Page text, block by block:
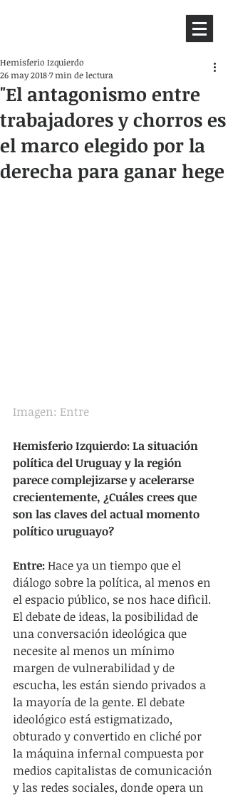
"El antagonismo entre
trabajadores y chorros es
el marco elegido por la
derecha para ganar hege
Hemisferio Izquierdo
26 may 20187 min de lectura
Imagen: Entre
Hemisferio Izquierdo: La situación
política del Uruguay y la región
parece complejizarse y acelerarse
crecientemente, ¿Cuáles crees que
son las claves del actual momento
político uruguayo?
Entre: Hace ya un tiempo que el
diálogo sobre la política, al menos en
el espacio público, se nos hace difìcil.
El debate de ideas, la posibilidad de
una conversación ideológica que
necesite al menos un mínimo
margen de vulnerabilidad y de
escucha, les están siendo privados a
la mayoría de la gente. El debate
ideológico está estigmatizado,
obturado y convertido en cliché por
la máquina infernal compuesta por
medios capitalistas de comunicación
y las redes sociales, donde opera un